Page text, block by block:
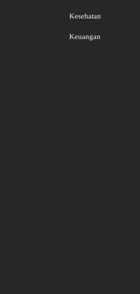
Kesehatan
Keuangan